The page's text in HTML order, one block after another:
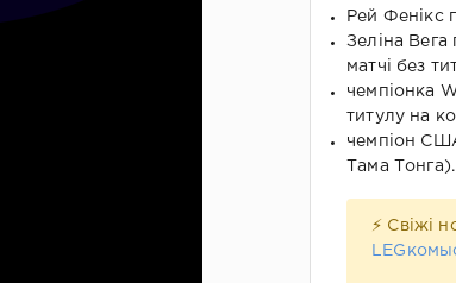
Рей Фенікс
Зеліна Вега
матчі без
чемпіонка
титулу на
чемпіон
Тама Тонга).
⚡ Свіжі